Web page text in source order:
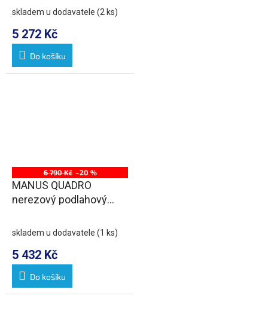
DN50
skladem u dodavatele (2 ks)
5 272 Kč
Do košíku
6 790 Kč –20 %
MANUS QUADRO
nerezový podlahový
DN50
skladem u dodavatele (1 ks)
5 432 Kč
Do košíku